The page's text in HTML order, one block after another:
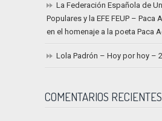
La Federación Española de
Populares y la EFE FEUP – Paca
en el homenaje a la poeta Paca
Lola Padrón – Hoy por hoy –
COMENTARIOS RECIENTES